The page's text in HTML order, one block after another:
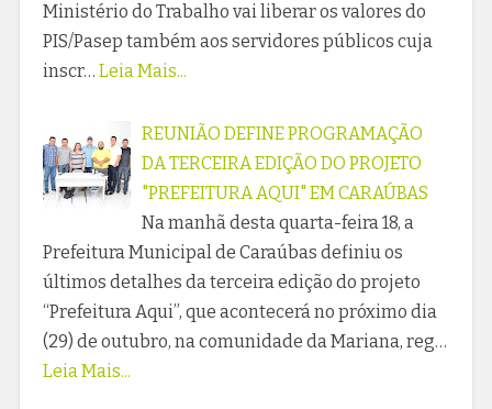
Ministério do Trabalho vai liberar os valores do
PIS/Pasep também aos servidores públicos cuja
inscr… Leia Mais...
REUNIÃO DEFINE PROGRAMAÇÃO
DA TERCEIRA EDIÇÃO DO PROJETO
"PREFEITURA AQUI" EM CARAÚBAS
Na manhã desta quarta-feira 18, a
Prefeitura Municipal de Caraúbas definiu os
últimos detalhes da terceira edição do projeto
“Prefeitura Aqui”, que acontecerá no próximo dia
(29) de outubro, na comunidade da Mariana, reg…
Leia Mais...